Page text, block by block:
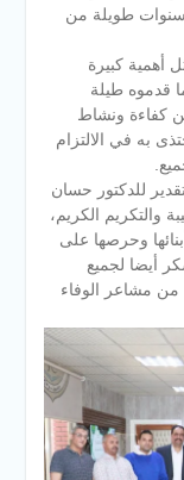
سنوات طويلة من
أهمية كبيرة
قدموه طيلة
كفاءة ونشاط
به في الالتزام
للدكتور حسان
والتكريم الكريم،
وحرصها على
أيضا لجميع
مشاعر الوفاء